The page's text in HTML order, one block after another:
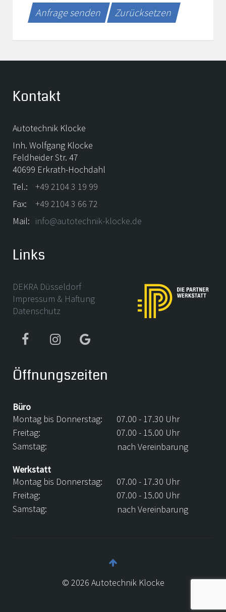
Anfrage senden Zurücksetzen
Kontakt
Autotechnik Klocke
Inh. Wolfgang Klocke
Feldheider Str. 47
40699 Erkrath-Hochdahl
Tel.:
+49 2104 3 19 99
Fax:
+49 2104 3 66 72
Mail: info@autotechnik-klocke.de
Links
DEKRA Düsseldorf
Impressum & Haftung
Datenschutz
Öffnungszeiten
Büro
Montag bis Donnerstag:
07.00 - 17.30 Uhr
Freitag:
07.00 - 15.00 Uhr
Samstag:
nach Vereinbarung
Werkstatt
Montag bis Donnerstag:
07.00 - 17.30 Uhr
Freitag:
07.00 - 15.00 Uhr
Samstag:
nach Vereinbarung
© 2026 Autotechnik Klocke